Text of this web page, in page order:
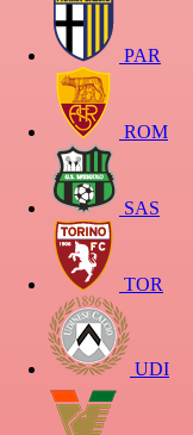
PAR
ROM
SAS
TOR
UDI